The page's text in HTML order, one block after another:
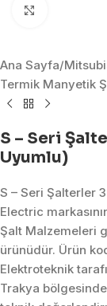
Ana Sayfa/
Termik Manyetik
S – Seri
Uyumlu)
S – Seri Şalterler
Electric
Şalt Malzemeleri
ürünüdür. Ürün
Elektroteknik
Trakya